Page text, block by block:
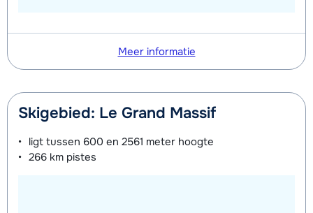
Meer informatie
Skigebied: Le Grand Massif
ligt tussen 600 en 2561 meter hoogte
266 km pistes